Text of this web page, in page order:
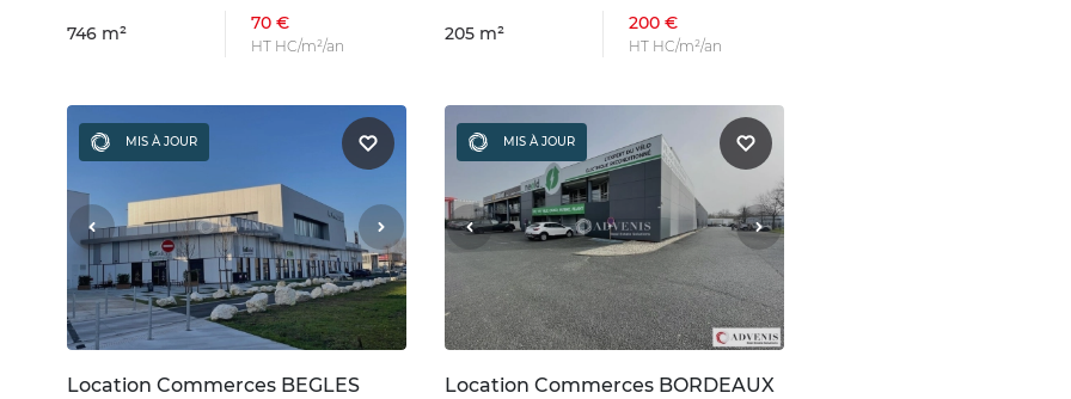
746 m² 70 €
HT HC/m²/an
205 m² 200 €
HT HC/m²/an
MIS À JOUR
Location Commerces BEGLES
MIS À JOUR
Location Commerces BORDEAUX